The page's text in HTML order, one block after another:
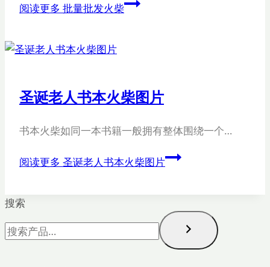
阅读更多 批量批发火柴
圣诞老人书本火柴图片
书本火柴如同一本书籍一般拥有整体围绕一个…
阅读更多 圣诞老人书本火柴图片
搜索